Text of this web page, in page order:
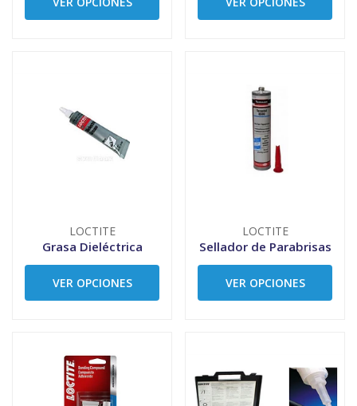
LOCTITE
Grasa Dieléctrica
VER OPCIONES
LOCTITE
Sellador de Parabrisas
VER OPCIONES